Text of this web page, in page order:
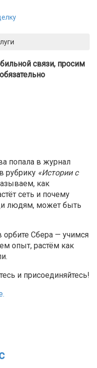
связи, просим
попала в журнал
рубрику «Истории с
как
сеть и почему
людям, может быть
Сбера — учимся
опыт, растём как
и присоединяйтесь!